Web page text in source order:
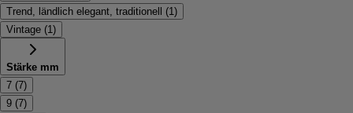
Trend, ländlich elegant, traditionell
(1 )
Vintage (1 )
Stärke mm
7 (7)
9 (7)